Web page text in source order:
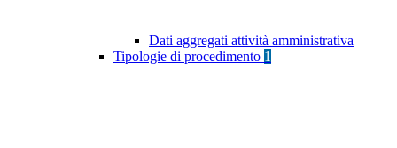
Dati aggregati attività amministrativa
Tipologie di procedimento 1